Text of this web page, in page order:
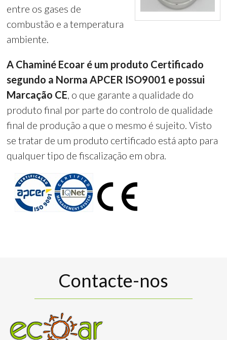
entre os gases de
combustão e a temperatura
ambiente.
A Chaminé Ecoar é um produto Certificado
segundo a Norma APCER ISO9001 e possui
Marcação CE, o que garante a qualidade do
produto final por parte do controlo de qualidade
final de produção a que o mesmo é sujeito. Visto
se tratar de um produto certificado está apto para
qualquer tipo de fiscalização em obra.
Contacte-nos